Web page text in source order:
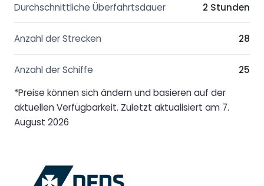
Durchschnittliche Überfahrtsdauer 2 Stunden
Anzahl der Strecken 28
Anzahl der Schiffe
25
*Preise können sich ändern und basieren auf der
aktuellen Verfügbarkeit. Zuletzt aktualisiert am 7.
August 2026